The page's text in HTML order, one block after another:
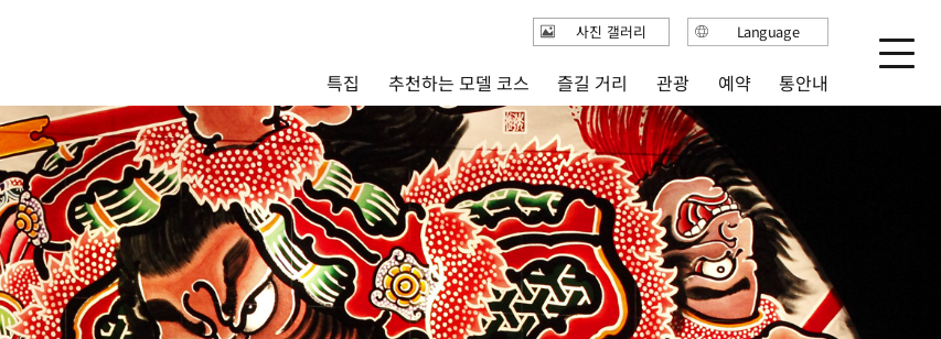
추천하는 모델 코스
관광
통안내
Language
English
简体中文
특집 추천하는 모델 코스 즐길 거리 관광 예약 통안내
사진 갤러리 Language
English
한국어